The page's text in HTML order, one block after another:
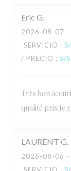
Eric G
2026-08-07 -
SERVICIO : 5
/ PRECIO : 5/5
Très bon
qualité prix Je
LAURENT G
2026-08-06 -